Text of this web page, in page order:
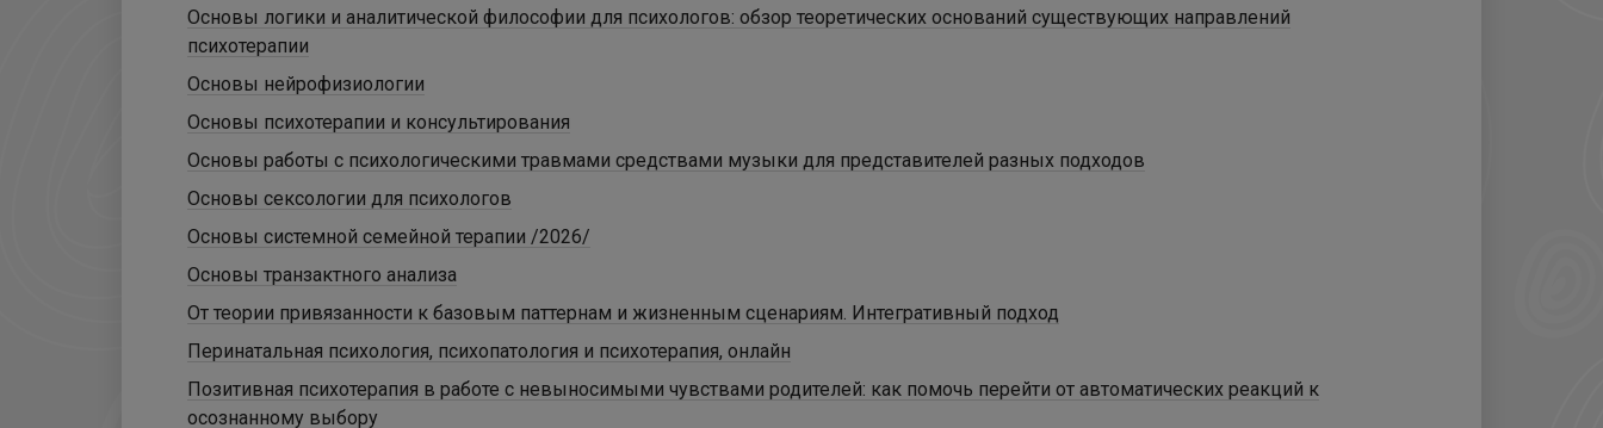
Основы логики и аналитической философии для психологов: обзор теоретических оснований существующих направлений
психотерапии
Основы нейрофизиологии
Основы психотерапии и консультирования
Основы работы с психологическими травмами средствами музыки для представителей разных подходов
Основы сексологии для психологов
Основы системной семейной терапии /2026/
Основы транзактного анализа
От теории привязанности к базовым паттернам и жизненным сценариям. Интегративный подход
Перинатальная психология, психопатология и психотерапия, онлайн
Позитивная психотерапия в работе с невыносимыми чувствами родителей: как помочь перейти от автоматических реакций к
осознанному выбору